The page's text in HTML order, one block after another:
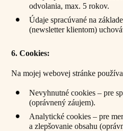
odvolania, max. 5 rokov.
Údaje spracúvané na
(newsletter klientom)
6. Cookies:
Na mojej webovej stránke
Nevyhnutné cookies – pre
(oprávnený záujem).
Analytické cookies – pre
a zlepšovanie obsahu